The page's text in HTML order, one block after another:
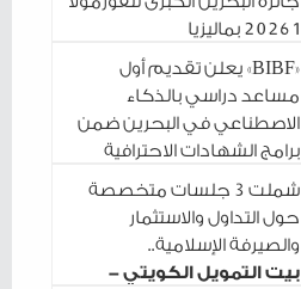
1 2026 بماليزيا
«BIBF» يعلن تقديم أول
مساعد دراسي بالذكاء
الاصطناعي في البحرين ضمن
برامج الشهادات الاحترافية
شملت 3 جلسات متخصصة
حول التداول والاستثمار
والصيرفة الإسلامية..
بيت التمويل الكويتي -